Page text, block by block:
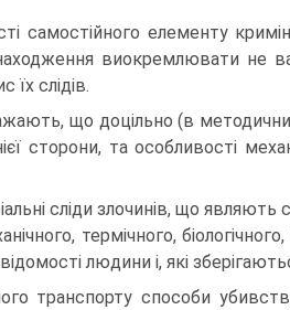
самостійного елементу
виокремлювати не
їх слідів.
що доцільно (в
сторони, та особливості
сліди злочинів, що
термічного,
людини і, які
транспорту способи